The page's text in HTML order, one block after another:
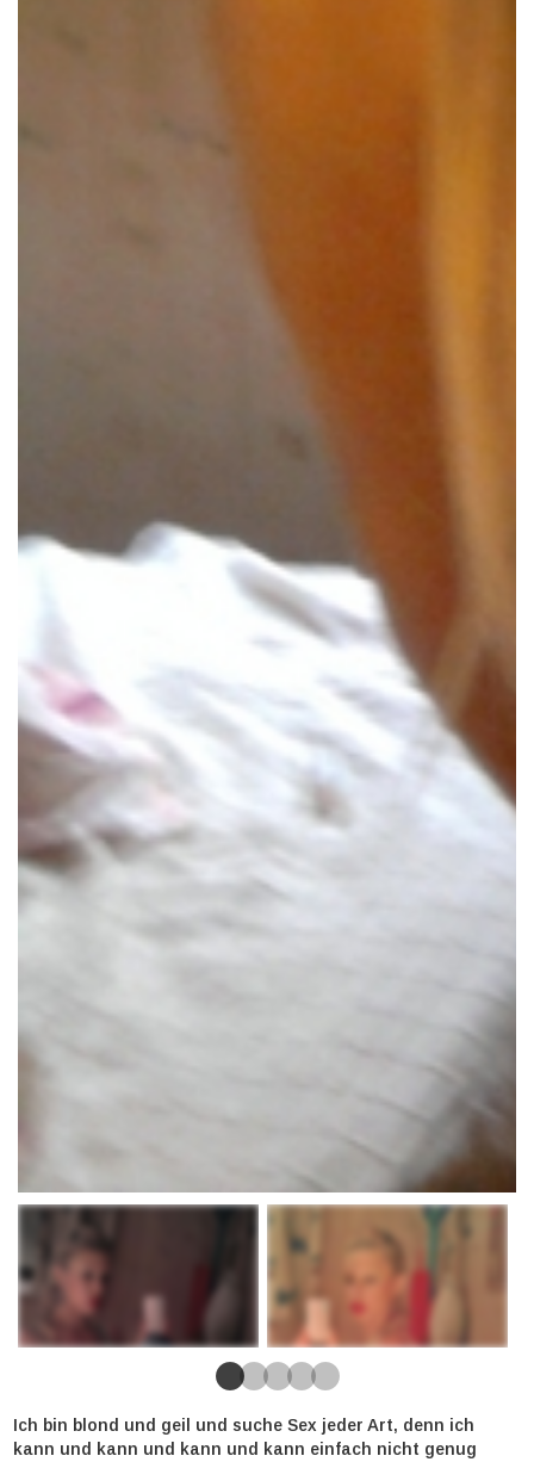
Ich bin blond und geil und suche Sex jeder Art, denn ich
kann und kann und kann und kann einfach nicht genug